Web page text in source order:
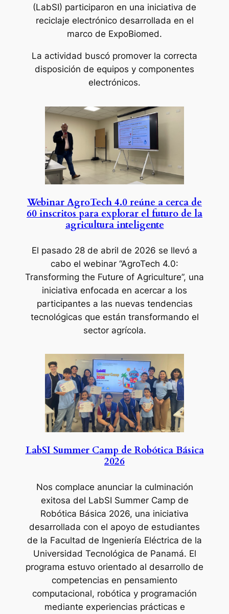
(LabSI) participaron en una iniciativa de
reciclaje electrónico desarrollada en el
marco de ExpoBiomed.
La actividad buscó promover la correcta
disposición de equipos y componentes
electrónicos.
Webinar AgroTech 4.0 reúne a cerca de
60 inscritos para explorar el futuro de la
agricultura inteligente
El pasado 28 de abril de 2026 se llevó a
cabo el webinar “AgroTech 4.0:
Transforming the Future of Agriculture”, una
iniciativa enfocada en acercar a los
participantes a las nuevas tendencias
tecnológicas que están transformando el
sector agrícola.
LabSI Summer Camp de Robótica Básica
2026
Nos complace anunciar la culminación
exitosa del LabSI Summer Camp de
Robótica Básica 2026, una iniciativa
desarrollada con el apoyo de estudiantes
de la Facultad de Ingeniería Eléctrica de la
Universidad Tecnológica de Panamá. El
programa estuvo orientado al desarrollo de
competencias en pensamiento
computacional, robótica y programación
mediante experiencias prácticas e